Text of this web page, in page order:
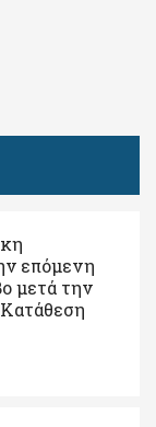
επόμενη
μετά την